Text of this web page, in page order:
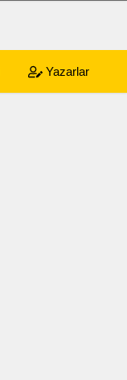
Yazarlar